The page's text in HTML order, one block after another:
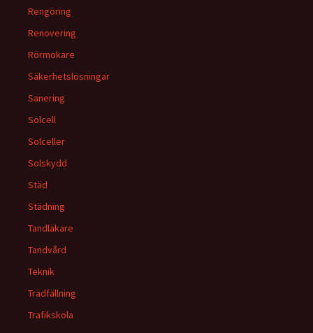
Rengöring
Renovering
Rörmokare
Säkerhetslösningar
Sanering
Solcell
Solceller
Solskydd
Städ
Städning
Tandläkare
Tandvård
Teknik
Trädfällning
Trafikskola